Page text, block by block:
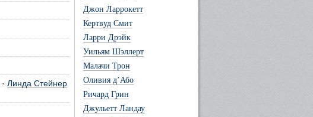
· Линда Стейнер
Джон Ларрокетт
Кертвуд Смит
Ларри Дрэйк
Уильям Шэллерт
Малачи Трон
Оливия д’Або
Ричард Грин
Джульетт Ландау